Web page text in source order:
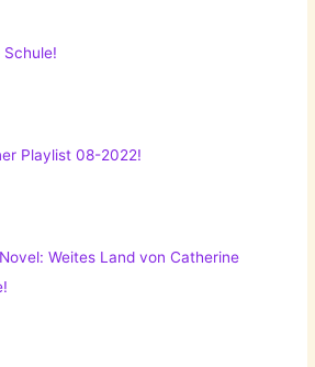
Schule!
Playlist 08-2022!
Weites Land von Catherine